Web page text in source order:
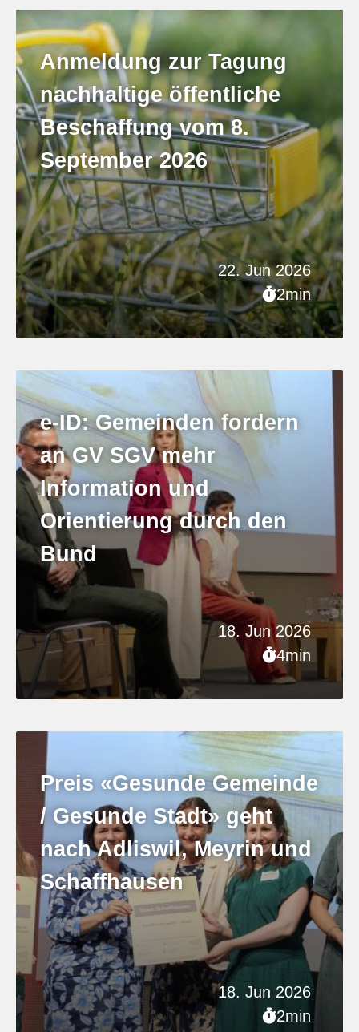
22. Jun 2026
2min
Anmeldung zur Tagung
nachhaltige öffentliche
Beschaffung vom 8.
September 2026
18. Jun 2026
4min
e-ID: Gemeinden fordern
an GV SGV mehr
Information und
Orientierung durch den
Bund
18. Jun 2026
2min
Preis «Gesunde Gemeinde
/ Gesunde Stadt» geht
nach Adliswil, Meyrin und
Schaffhausen